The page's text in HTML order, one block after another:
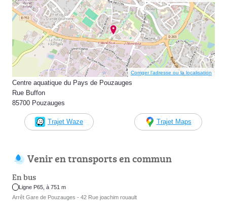
Corriger l’adresse ou la localisation
Centre aquatique du Pays de Pouzauges
Rue Buffon
85700 Pouzauges
Trajet Waze Trajet Maps
Venir en transports en commun
En bus
Ligne P65, à 751 m
Arrêt Gare de Pouzauges - 42 Rue joachim rouault